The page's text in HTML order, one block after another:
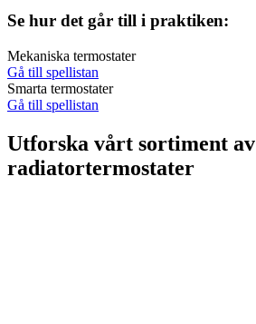
Se hur det går till i praktiken:
Mekaniska termostater
Gå till spellistan
Smarta termostater
Gå till spellistan
Utforska vårt sortiment av
radiatortermostater